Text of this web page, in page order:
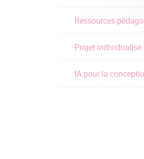
Ressources
Projet individualisé
IA pour la